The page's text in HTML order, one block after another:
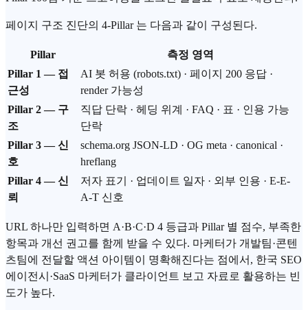
페이지 구조 진단의 4-Pillar 는 다음과 같이 구성된다.
Pillar
측정 영역
Pillar 1 — 접
근성
AI 봇 허용 (robots.txt) · 페이지 200 응답 ·
render 가능성
Pillar 2 — 구
조
직답 단락 · 헤딩 위계 · FAQ · 표 · 인용 가능
단락
Pillar 3 — 신
호
schema.org JSON-LD · OG meta · canonical ·
hreflang
Pillar 4 — 신
뢰
저자 표기 · 업데이트 일자 · 외부 인용 · E-E-
A-T 신호
URL 하나만 입력하면 A·B·C·D 4 등급과 Pillar 별 점수, 부족한
항목과 개선 권고를 함께 받을 수 있다. 마케터가 개발팀·콘텐
츠팀에 전달할 액션 아이템이 명확해진다는 점에서, 한국 SEO
에이전시·SaaS 마케터가 클라이언트 보고 자료로 활용하는 빈
도가 높다.